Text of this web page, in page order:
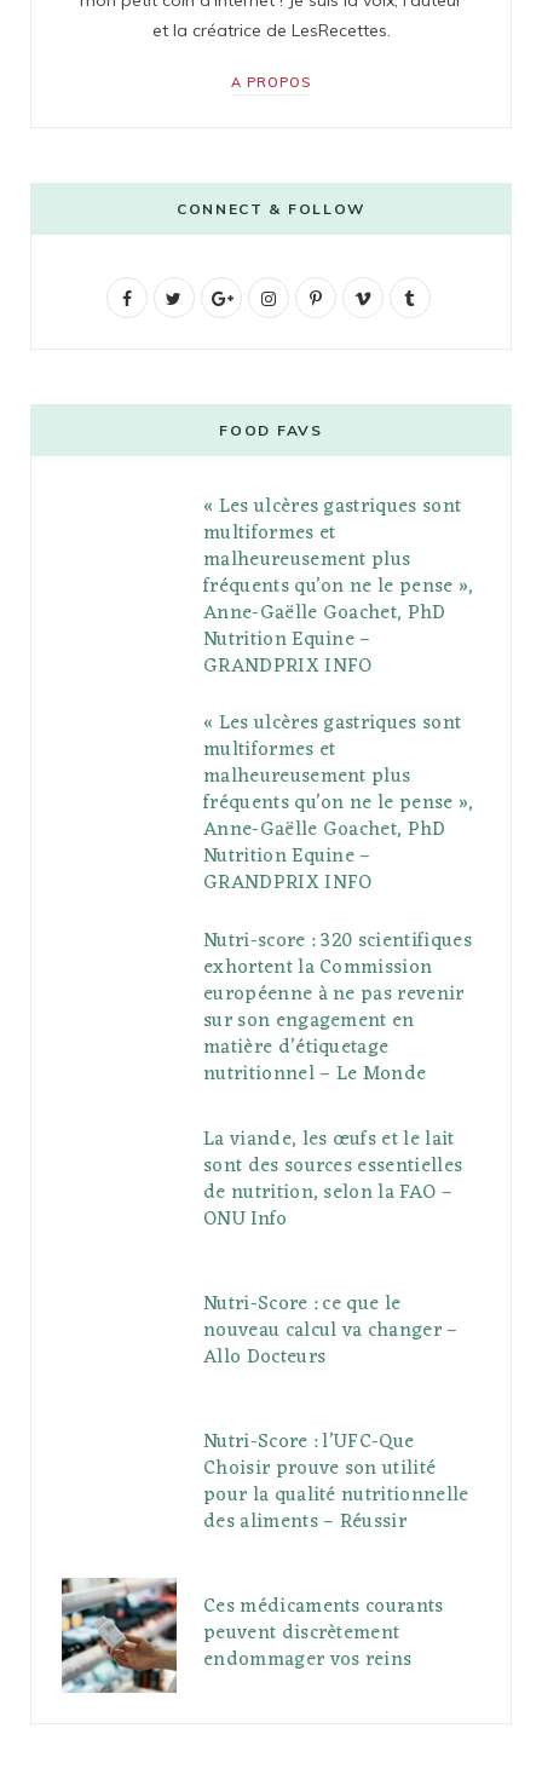
et la créatrice de LesRecettes.
A PROPOS
CONNECT & FOLLOW
F
b
t
G
g
l
e
P
l
s
I
t
a
g
r
a
m
P
e
r
e
s
V
o
l
r
FOOD FAVS
« Les ulcères gastriques sont
multiformes et
malheureusement plus
fréquents qu’on ne le pense »,
Anne-Gaëlle Goachet, PhD
Nutrition Equine –
GRANDPRIX INFO
« Les ulcères gastriques sont
multiformes et
malheureusement plus
fréquents qu’on ne le pense »,
Anne-Gaëlle Goachet, PhD
Nutrition Equine –
GRANDPRIX INFO
Nutri-score : 320 scientifiques
exhortent la Commission
européenne à ne pas revenir
sur son engagement en
matière d’étiquetage
nutritionnel – Le Monde
La viande, les œufs et le lait
sont des sources essentielles
de nutrition, selon la FAO –
ONU Info
Nutri-Score : ce que le
nouveau calcul va changer –
Allo Docteurs
Nutri-Score : l’UFC-Que
Choisir prouve son utilité
pour la qualité nutritionnelle
des aliments – Réussir
Ces médicaments courants
peuvent discrètement
endommager vos reins